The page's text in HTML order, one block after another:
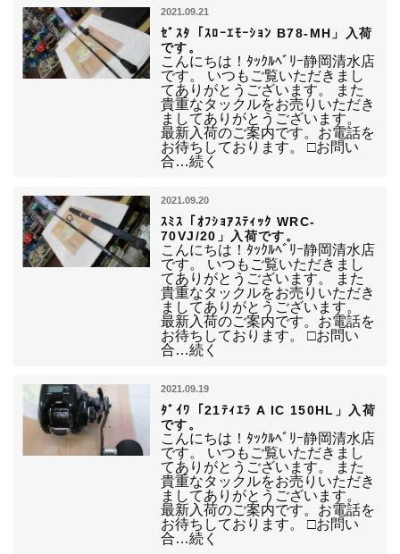
2021.09.21
ｾﾞｽﾀ「ｽﾛｰｴﾓｰｼｮﾝ B78-MH」入荷
です。
こんにちは！ﾀｯｸﾙﾍﾞﾘｰ静岡清水店
です。 いつもご覧いただきまし
てありがとうございます。 また
貴重なタックルをお売りいただき
ましてありがとうございます。
最新入荷のご案内です。お電話を
お待ちしております。 □お問い
合…続く
2021.09.20
ｽﾐｽ「ｵﾌｼｮｱｽﾃｨｯｸ WRC-
70VJ/20」入荷です。
こんにちは！ﾀｯｸﾙﾍﾞﾘｰ静岡清水店
です。 いつもご覧いただきまし
てありがとうございます。 また
貴重なタックルをお売りいただき
ましてありがとうございます。
最新入荷のご案内です。お電話を
お待ちしております。 □お問い
合…続く
2021.09.19
ﾀﾞｲﾜ「21ﾃｨｴﾗ A IC 150HL」入荷
です。
こんにちは！ﾀｯｸﾙﾍﾞﾘｰ静岡清水店
です。 いつもご覧いただきまし
てありがとうございます。 また
貴重なタックルをお売りいただき
ましてありがとうございます。
最新入荷のご案内です。お電話を
お待ちしております。 □お問い
合…続く